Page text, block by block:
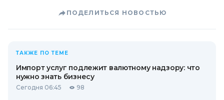
ПОДЕЛИТЬСЯ НОВОСТЬЮ
ТАКЖЕ ПО ТЕМЕ
Импорт услуг подлежит валютному надзору: что
нужно знать бизнесу
Сегодня 06:45 98